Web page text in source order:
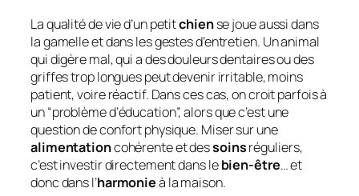
La qualité de vie d’un petitchiense joue aussi dans
la gamelle et dans les gestes d’entretien. Un animal
qui digère mal, qui a des douleurs dentaires ou des
griffes trop longues peut devenir irritable, moins
patient, voire réactif. Dans ces cas, on croit parfois à
un “problème d’éducation”, alors que c’est une
question de confort physique. Miser sur une
alimentationcohérente et dessoinsréguliers,
c’est investir directement dans lebien-être… et
donc dans l’harmonieà la maison.